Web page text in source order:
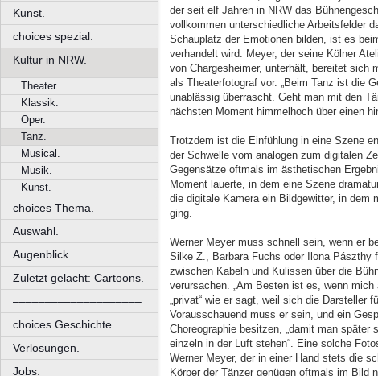
Kunst.
choices spezial.
Kultur in NRW.
Theater.
Klassik.
Oper.
Tanz.
Musical.
Musik.
Kunst.
choices Thema.
Auswahl.
Augenblick
Zuletzt gelacht: Cartoons.
––––––––––––––––––––
choices Geschichte.
Verlosungen.
Jobs.
der seit elf Jahren in NRW das
vollkommen unterschiedliche Arbeitsfelder
Schauplatz der Emotionen bilden, ist es
verhandelt wird. Meyer, der seine Kölner
von Chargesheimer, unterhält, bereitet sich
als Theaterfotograf vor. „Beim Tanz ist die
unablässig überrascht. Geht man mit den
nächsten Moment himmelhoch über einen
Trotzdem ist die Einfühlung in eine Szene
der Schwelle vom analogen zum digitalen
Gegensätze oftmals im ästhetischen
Moment lauerte, in dem eine Szene
die digitale Kamera ein Bildgewitter, in dem
ging.
Werner Meyer muss schnell sein, wenn er
Silke Z., Barbara Fuchs oder Ilona Pászthy
zwischen Kabeln und Kulissen über die
verursachen. „Am Besten ist es, wenn
„privat“ wie er sagt, weil sich die Darsteller
Vorausschauend muss er sein, und ein
Choreographie besitzen, „damit man später
einzeln in der Luft stehen“. Eine solche
Werner Meyer, der in einer Hand stets die
Körper der Tänzer genügen oftmals im Bild